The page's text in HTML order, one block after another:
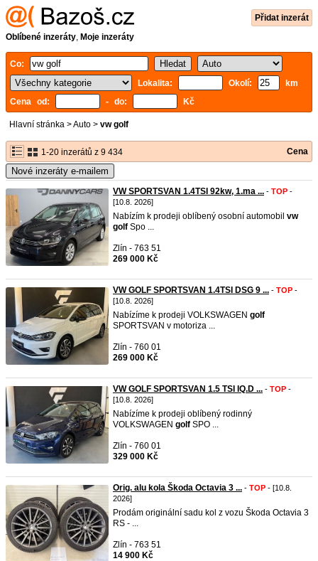
Přidat inzerát
Oblíbené inzeráty, Moje inzeráty
Co:
Lokalita:
Okolí:
km
Cena od:
- do: Kč
Hlavní stránka >Auto > vw golf
1-20 inzerátů z 9 434 Cena
Nové inzeráty e-mailem
VW SPORTSVAN 1.4TSI 92kw, 1.ma ... - TOP -
[10.8. 2026]
Nabízím k prodeji oblíbený osobní automobil vw
golf Spo ...
Zlín - 763 51
269 000 Kč
VW GOLF SPORTSVAN 1.4TSI DSG 9 ... - TOP -
[10.8. 2026]
Nabízíme k prodeji VOLKSWAGEN golf
SPORTSVAN v motoriza ...
Zlín - 760 01
269 000 Kč
VW GOLF SPORTSVAN 1.5 TSI IQ.D ... - TOP -
[10.8. 2026]
Nabízíme k prodeji oblíbený rodinný
VOLKSWAGEN golf SPO ...
Zlín - 760 01
329 000 Kč
Orig. alu kola Škoda Octavia 3 ... - TOP - [10.8.
2026]
Prodám originální sadu kol z vozu Škoda Octavia 3
RS - ...
Zlín - 763 51
14 900 Kč